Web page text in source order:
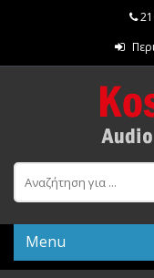
Menu